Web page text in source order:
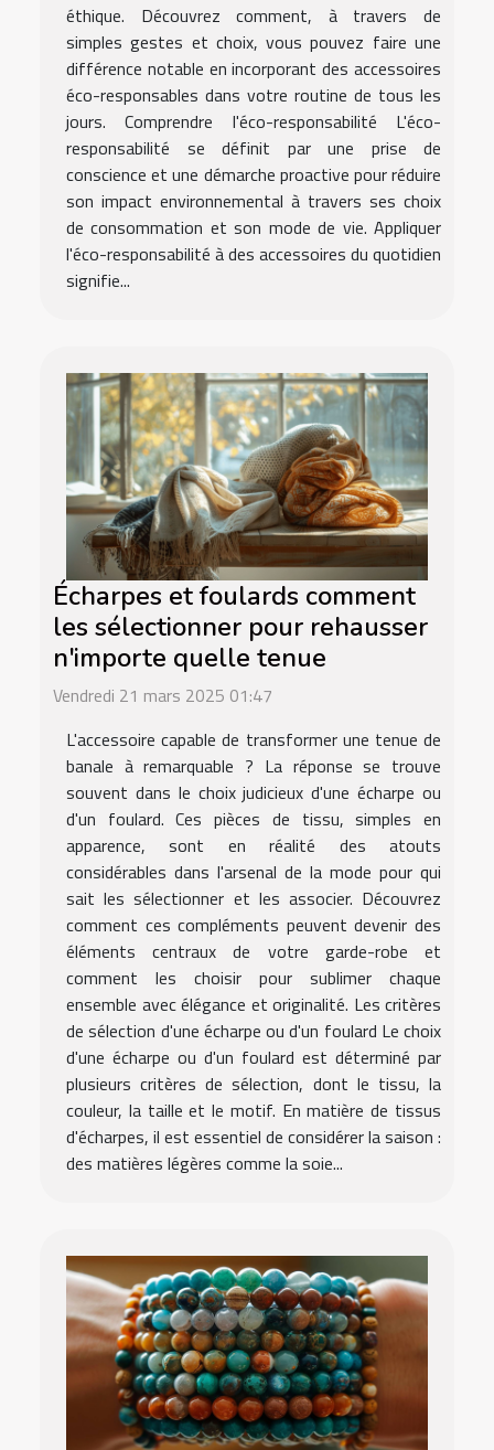
éthique. Découvrez comment, à travers de
simples gestes et choix, vous pouvez faire une
différence notable en incorporant des accessoires
éco-responsables dans votre routine de tous les
jours. Comprendre l'éco-responsabilité L'éco-
responsabilité se définit par une prise de
conscience et une démarche proactive pour réduire
son impact environnemental à travers ses choix
de consommation et son mode de vie. Appliquer
l'éco-responsabilité à des accessoires du quotidien
signifie...
Écharpes et foulards comment
les sélectionner pour rehausser
n'importe quelle tenue
Vendredi 21 mars 2025 01:47
L'accessoire capable de transformer une tenue de
banale à remarquable ? La réponse se trouve
souvent dans le choix judicieux d'une écharpe ou
d'un foulard. Ces pièces de tissu, simples en
apparence, sont en réalité des atouts
considérables dans l'arsenal de la mode pour qui
sait les sélectionner et les associer. Découvrez
comment ces compléments peuvent devenir des
éléments centraux de votre garde-robe et
comment les choisir pour sublimer chaque
ensemble avec élégance et originalité. Les critères
de sélection d'une écharpe ou d'un foulard Le choix
d'une écharpe ou d'un foulard est déterminé par
plusieurs critères de sélection, dont le tissu, la
couleur, la taille et le motif. En matière de tissus
d'écharpes, il est essentiel de considérer la saison :
des matières légères comme la soie...